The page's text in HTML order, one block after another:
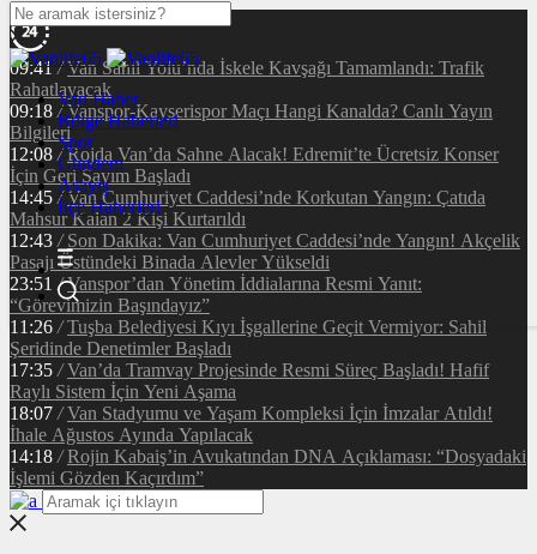
Van Haber
Bölge Haberleri
Spor
Gündem
Asayiş
İlçe Haberleri
09:41 / Van Sahil Yolu’nda İskele Kavşağı Tamamlandı: Trafik
Rahatlayacak
09:18 / Vanspor-Kayserispor Maçı Hangi Kanalda? Canlı Yayın
Bilgileri
12:08 / Rojda Van’da Sahne Alacak! Edremit’te Ücretsiz Konser
İçin Geri Sayım Başladı
14:45 / Van Cumhuriyet Caddesi’nde Korkutan Yangın: Çatıda
Mahsur Kalan 2 Kişi Kurtarıldı
12:43 / Son Dakika: Van Cumhuriyet Caddesi’nde Yangın! Akçelik
Pasajı Üstündeki Binada Alevler Yükseldi
23:51 / Vanspor’dan Yönetim İddialarına Resmi Yanıt:
“Görevimizin Başındayız”
11:26 / Tuşba Belediyesi Kıyı İşgallerine Geçit Vermiyor: Sahil
Şeridinde Denetimler Başladı
17:35 / Van’da Tramvay Projesinde Resmi Süreç Başladı! Hafif
Raylı Sistem İçin Yeni Aşama
18:07 / Van Stadyumu ve Yaşam Kompleksi İçin İmzalar Atıldı!
İhale Ağustos Ayında Yapılacak
14:18 / Rojin Kabaiş’in Avukatından DNA Açıklaması: “Dosyadaki
İşlemi Gözden Kaçırdım”